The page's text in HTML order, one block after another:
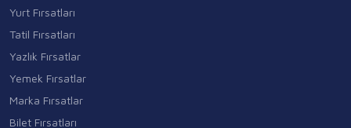
Yurt Fırsatları
Tatil Fırsatları
Yazlık Fırsatlar
Yemek Fırsatlar
Marka Fırsatlar
Bilet Fırsatları